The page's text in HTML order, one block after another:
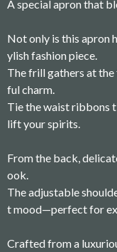
A special apron that
Not only is this apron
ylish fashion piece.
The frill gathers at
ful charm.
Tie the waist ribbons
lift your spirits.
From the back,
ook.
The adjustable
t mood—perfect for
Crafted from a